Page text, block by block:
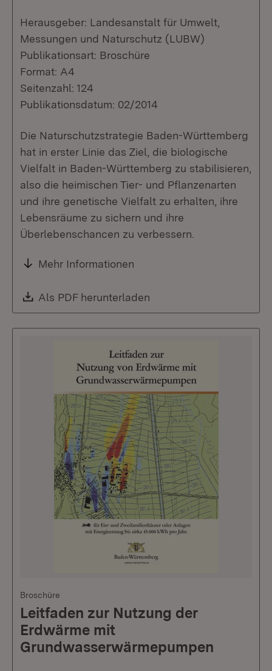
Herausgeber: Landesanstalt für Umwelt,
Messungen und Naturschutz (LUBW)
Publikationsart: Broschüre
Format: A4
Seitenzahl: 124
Publikationsdatum: 02/2014
Die Naturschutzstrategie Baden-Württemberg
hat in erster Linie das Ziel, die biologische
Vielfalt in Baden-Württemberg zu stabilisieren,
also die heimischen Tier- und Pflanzenarten
und ihre genetische Vielfalt zu erhalten, ihre
Lebensräume zu sichern und ihre
Überlebenschancen zu verbessern.
Mehr Informationen
Download:
Als PDF herunterladen
Broschüre
Leitfaden zur Nutzung der
Erdwärme mit
Grundwasserwärmepumpen